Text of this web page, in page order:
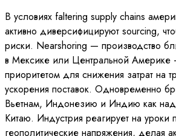
В условиях faltering supply chains
активно диверсифицируют sourcing,
риски. Nearshoring — производство
в Мексике или Центральной Америке
приоритетом для снижения затрат на
ускорения поставок. Одновременно
Вьетнам, Индонезию и Индию как
Китаю. Индустрия реагирует на уроки
геополитические напряжения, делая